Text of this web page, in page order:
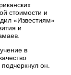
стоимости и
«Известиям»
и
в
он.